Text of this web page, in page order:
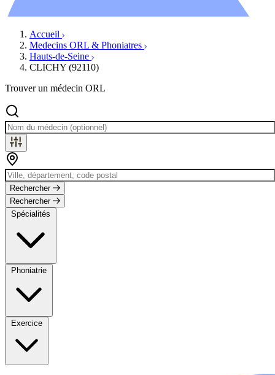
Accueil
Medecins ORL & Phoniatres
Hauts-de-Seine
CLICHY (92110)
Trouver un médecin ORL
Rechercher
Rechercher
Spécialités
Phoniatrie
Exercice